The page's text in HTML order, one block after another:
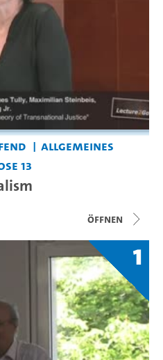
Allgemeines
13
Öffnen
1